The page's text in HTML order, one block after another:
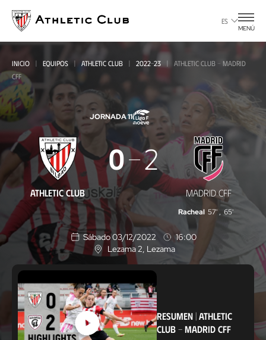
contenido
principal
ES
MENÚ
INICIO EQUIPOS ATHLETIC CLUB 2022-23
ATHLETIC CLUB - MADRID
CFF
JORNADA 11
Athletic
Club
-
Madrid
CFF
ATHLETIC CLUB
0 2
MADRID CFF
Racheal 57' , 65'
Sábado 03/12/2022
16:00
U
b
i
c
a
c
i
ó
n
Lezama 2 , Lezama
RESUMEN| ATHLETIC
CLUB- MADRID CFF